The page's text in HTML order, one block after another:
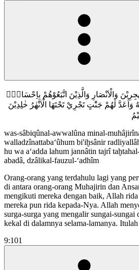
وَالْاَنْصَارِ وَالَّذِيْنَ اتَّبَعُوْهُمْ بِاِحْسَانٍۙ
لَهُمْ جَنّٰتٍ تَجْرِيْ تَحْتَهَا الْاَنْهٰرُ خٰلِدِيْنَ
was-sâbiqûnal-awwalûna minal-
walladzînattaba‘ûhum bi'iḫsânir
hu wa a‘adda lahum jannâtin tajrî
abadâ, dzâlikal-fauzul-‘adhîm
Orang-orang yang terdahulu lagi yang
di antara orang-orang Muhajirin dan
mengikuti mereka dengan baik, Allah rida
mereka pun rida kepada-Nya. Allah
surga-surga yang mengalir sungai-sungai
kekal di dalamnya selama-lamanya.
9:101